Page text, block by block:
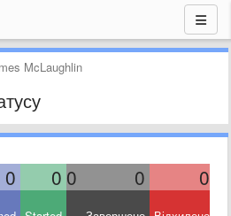
McLaughlin
0 0 0 0 0